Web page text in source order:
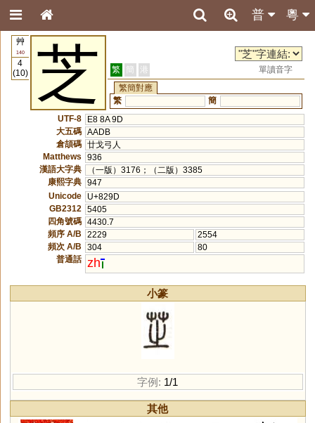
粵
普
艸
140
4
(10)
芝 繁 簡 港
單讀音字
繁簡對應
繁
簡
UTF-8
E8 8A 9D
大五碼 AADB
倉頡碼 廿戈弓人
Matthews
936
漢語大字典
（一版）3176；（二版）3385
康熙字典 947
Unicode
U+829D
GB2312
5405
四角號碼 4430.7
頻序 A/B
2229
2554
頻次 A/B
304
80
普通話 zh
小篆
字例: 1/1
其他